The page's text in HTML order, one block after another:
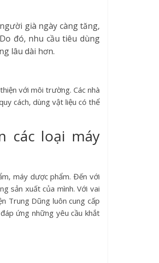
già ngày càng tăng,
đó, nhu cầu tiêu dùng
lâu dài hơn.
với môi trường. Các nhà
cách, dùng vật liệu có thể
các loại máy
máy dược phẩm. Đến với
sản xuất của mình. Với vai
Trung Dũng luôn cung cấp
ứng những yêu cầu khắt